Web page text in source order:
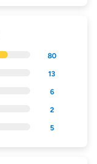
80
13
6
2
5